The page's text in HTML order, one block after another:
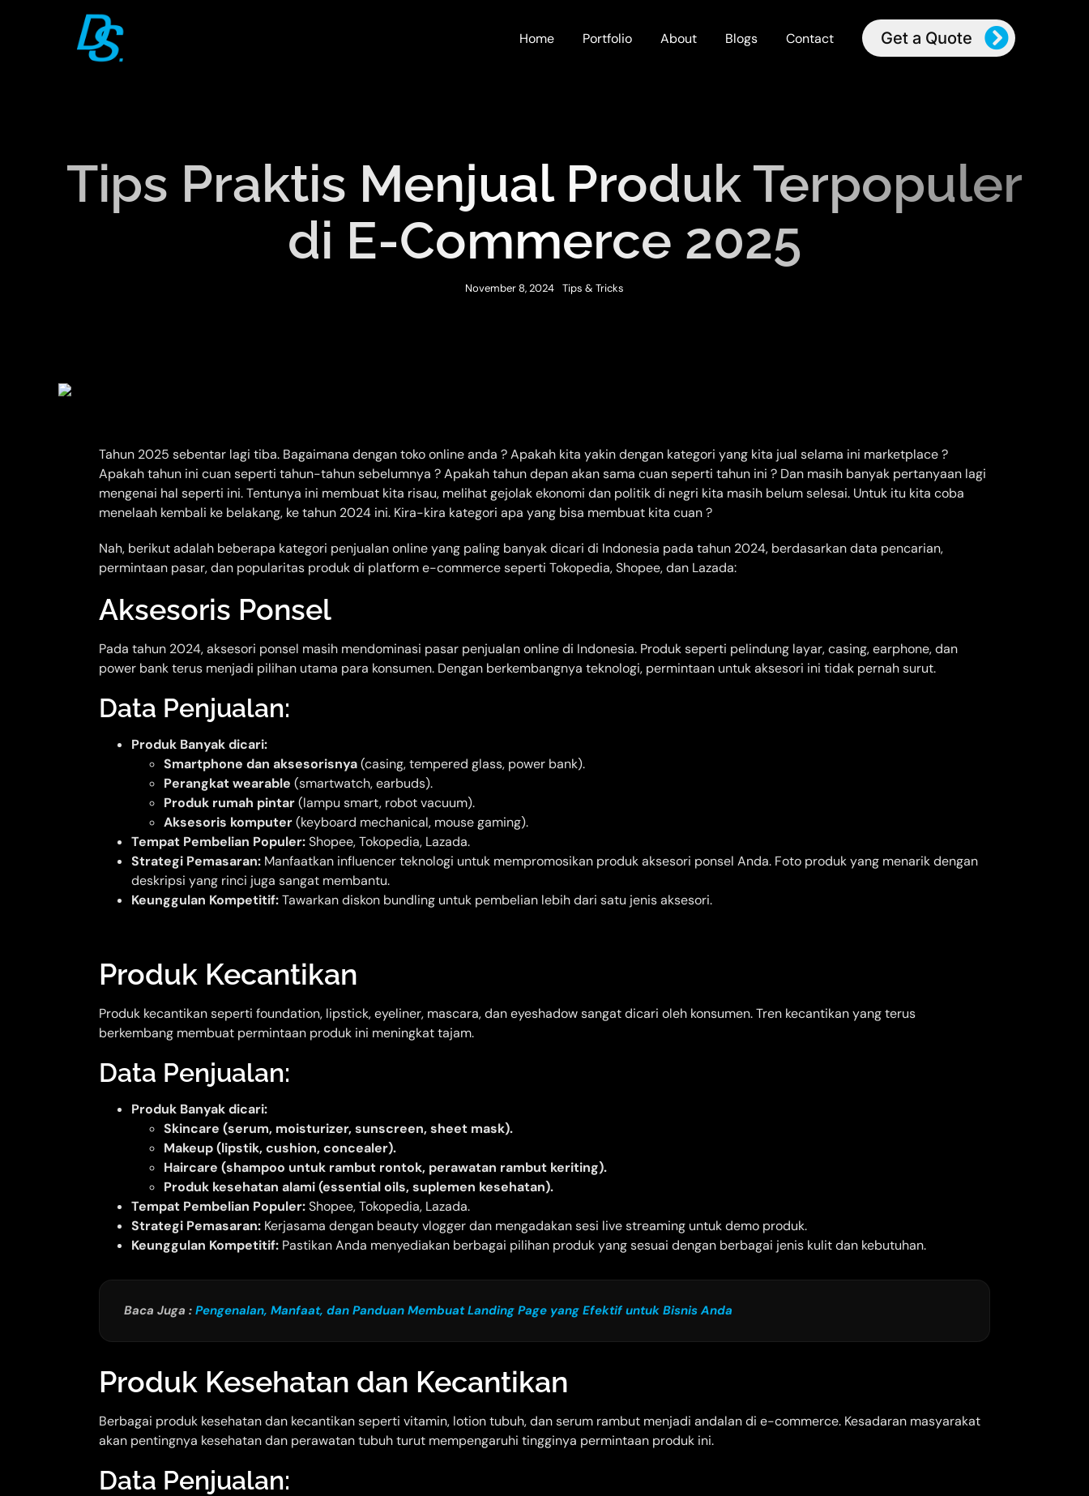
Home Portfolio About Blogs Contact Get a Quote
Tips Praktis Menjual Produk Terpopuler
di E-Commerce 2025
November 8, 2024 Tips & Tricks
Tahun 2025 sebentar lagi tiba. Bagaimana dengan toko online anda ? Apakah kita yakin dengan kategori yang kita jual selama ini marketplace ?
Apakah tahun ini cuan seperti tahun-tahun sebelumnya ? Apakah tahun depan akan sama cuan seperti tahun ini ? Dan masih banyak pertanyaan lagi
mengenai hal seperti ini. Tentunya ini membuat kita risau, melihat gejolak ekonomi dan politik di negri kita masih belum selesai. Untuk itu kita coba
menelaah kembali ke belakang, ke tahun 2024 ini. Kira-kira kategori apa yang bisa membuat kita cuan ?
Nah, berikut adalah beberapa kategori penjualan online yang paling banyak dicari di Indonesia pada tahun 2024, berdasarkan data pencarian,
permintaan pasar, dan popularitas produk di platform e-commerce seperti Tokopedia, Shopee, dan Lazada:
Aksesoris Ponsel
Pada tahun 2024, aksesori ponsel masih mendominasi pasar penjualan online di Indonesia. Produk seperti pelindung layar, casing, earphone, dan
power bank terus menjadi pilihan utama para konsumen. Dengan berkembangnya teknologi, permintaan untuk aksesori ini tidak pernah surut.
Data Penjualan:
Produk Banyak dicari:
Smartphone dan aksesorisnya(casing, tempered glass, power bank).
Perangkat wearable (smartwatch, earbuds).
Produk rumah pintar(lampu smart, robot vacuum).
Aksesoris komputer(keyboard mechanical, mouse gaming).
Tempat Pembelian Populer:Shopee, Tokopedia, Lazada.
Strategi Pemasaran: Manfaatkan influencer teknologi untuk mempromosikan produk aksesori ponsel Anda. Foto produk yang menarik dengan
deskripsi yang rinci juga sangat membantu.
Keunggulan Kompetitif:Tawarkan diskon bundling untuk pembelian lebih dari satu jenis aksesori.
Produk Kecantikan
Produk kecantikan seperti foundation, lipstick, eyeliner, mascara, dan eyeshadow sangat dicari oleh konsumen. Tren kecantikan yang terus
berkembang membuat permintaan produk ini meningkat tajam.
Data Penjualan:
Produk Banyak dicari:
Skincare (serum, moisturizer, sunscreen, sheet mask).
Makeup (lipstik, cushion, concealer).
Haircare (shampoo untuk rambut rontok, perawatan rambut keriting).
Produk kesehatan alami (essential oils, suplemen kesehatan).
Tempat Pembelian Populer:Shopee, Tokopedia, Lazada.
Strategi Pemasaran: Kerjasama dengan beauty vlogger dan mengadakan sesi live streaming untuk demo produk.
Keunggulan Kompetitif:Pastikan Anda menyediakan berbagai pilihan produk yang sesuai dengan berbagai jenis kulit dan kebutuhan.
Baca Juga : Pengenalan, Manfaat, dan Panduan Membuat Landing Page yang Efektif untuk Bisnis Anda
Produk Kesehatan dan Kecantikan
Berbagai produk kesehatan dan kecantikan seperti vitamin, lotion tubuh, dan serum rambut menjadi andalan di e-commerce. Kesadaran masyarakat
akan pentingnya kesehatan dan perawatan tubuh turut mempengaruhi tingginya permintaan produk ini.
Data Penjualan: